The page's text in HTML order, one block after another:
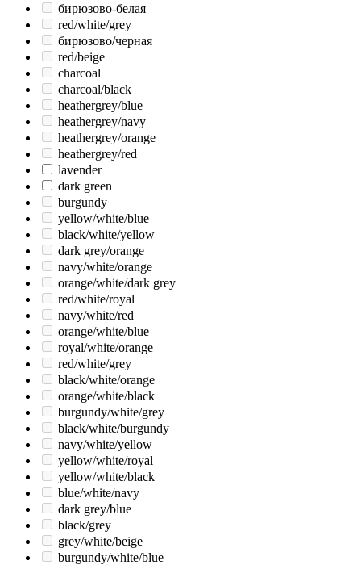
бирюзово-белая
red/white/grey
бирюзово/черная
red/beige
charcoal
charcoal/black
heathergrey/blue
heathergrey/navy
heathergrey/orange
heathergrey/red
lavender
dark green
burgundy
yellow/white/blue
black/white/yellow
dark grey/orange
navy/white/orange
orange/white/dark grey
red/white/royal
navy/white/red
orange/white/blue
royal/white/orange
red/white/grey
black/white/orange
orange/white/black
burgundy/white/grey
black/white/burgundy
navy/white/yellow
yellow/white/royal
yellow/white/black
blue/white/navy
dark grey/blue
black/grey
grey/white/beige
burgundy/white/blue